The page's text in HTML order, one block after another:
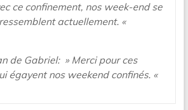
ce confinement, nos week-end se
actuellement. «
de Gabriel: » Merci pour ces
égayent nos weekend confinés. «